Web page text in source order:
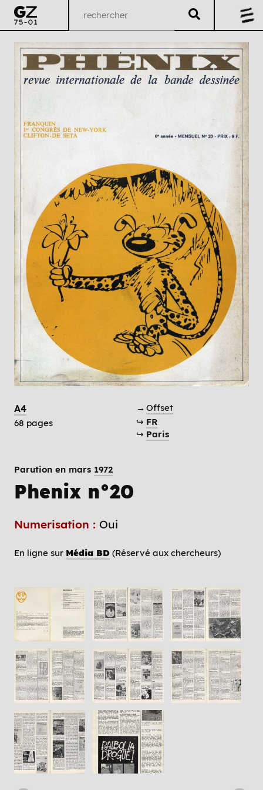
A4
68 pages
→ Offset
↪ FR
↪ Paris
Parution en mars 1972
Phenix n°20
Numerisation : Oui
En ligne sur Média BD (Réservé aux chercheurs)